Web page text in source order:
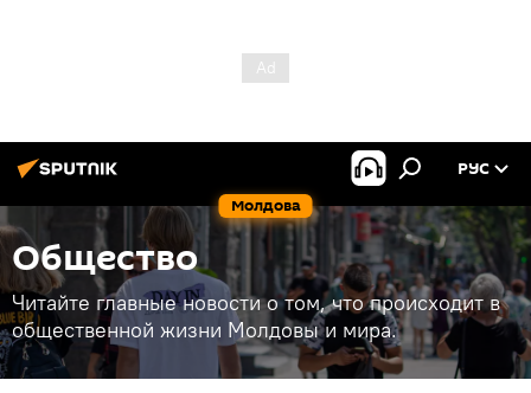
Молдова
РУС
Общество
Читайте главные новости о том, что происходит в
общественной жизни Молдовы и мира.